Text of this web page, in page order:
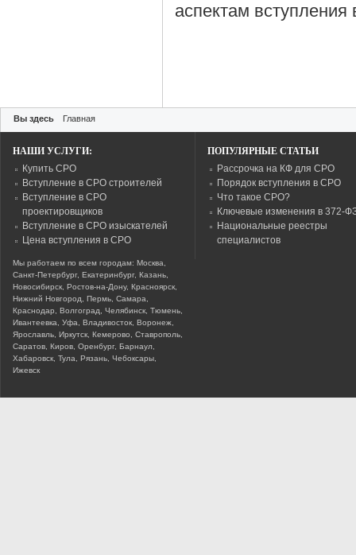
аспектам
Вы здесь Главная
НАШИ УСЛУГИ:
Купить СРО
Вступление в СРО строителей
Вступление в СРО
проектировщиков
Вступление в СРО изыскателей
Цена вступления в СРО
Мы работаем по всем городам: Москва,
Санкт-Петербург, Екатеринбург, Казань,
Новосибирск, Ростов-на-Дону, Красноярск,
Нижний Новгород, Пермь, Самара,
Краснодар, Волгоград, Челябинск, Тюмень,
Ивантеевка, Уфа, Владивосток, Воронеж,
Ярославль, Иркутск, Кемерово, Ставрополь,
Саратов, Киров, Оренбург, Барнаул,
Хабаровск, Тула, Рязань, Чебоксары,
Ижевск
ПОПУЛЯРНЫЕ СТАТЬИ
Рассрочка на КФ для СРО
Порядок вступления в СРО
Что такое СРО?
Ключевые изменения в 372-
Национальные реестры
специалистов